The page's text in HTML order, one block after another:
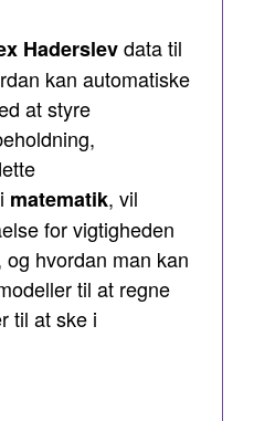
Haderslevdata til
kan automatiske
at styre
matematik, vil
for vigtigheden
hvordan man kan
til at regne
til at ske i